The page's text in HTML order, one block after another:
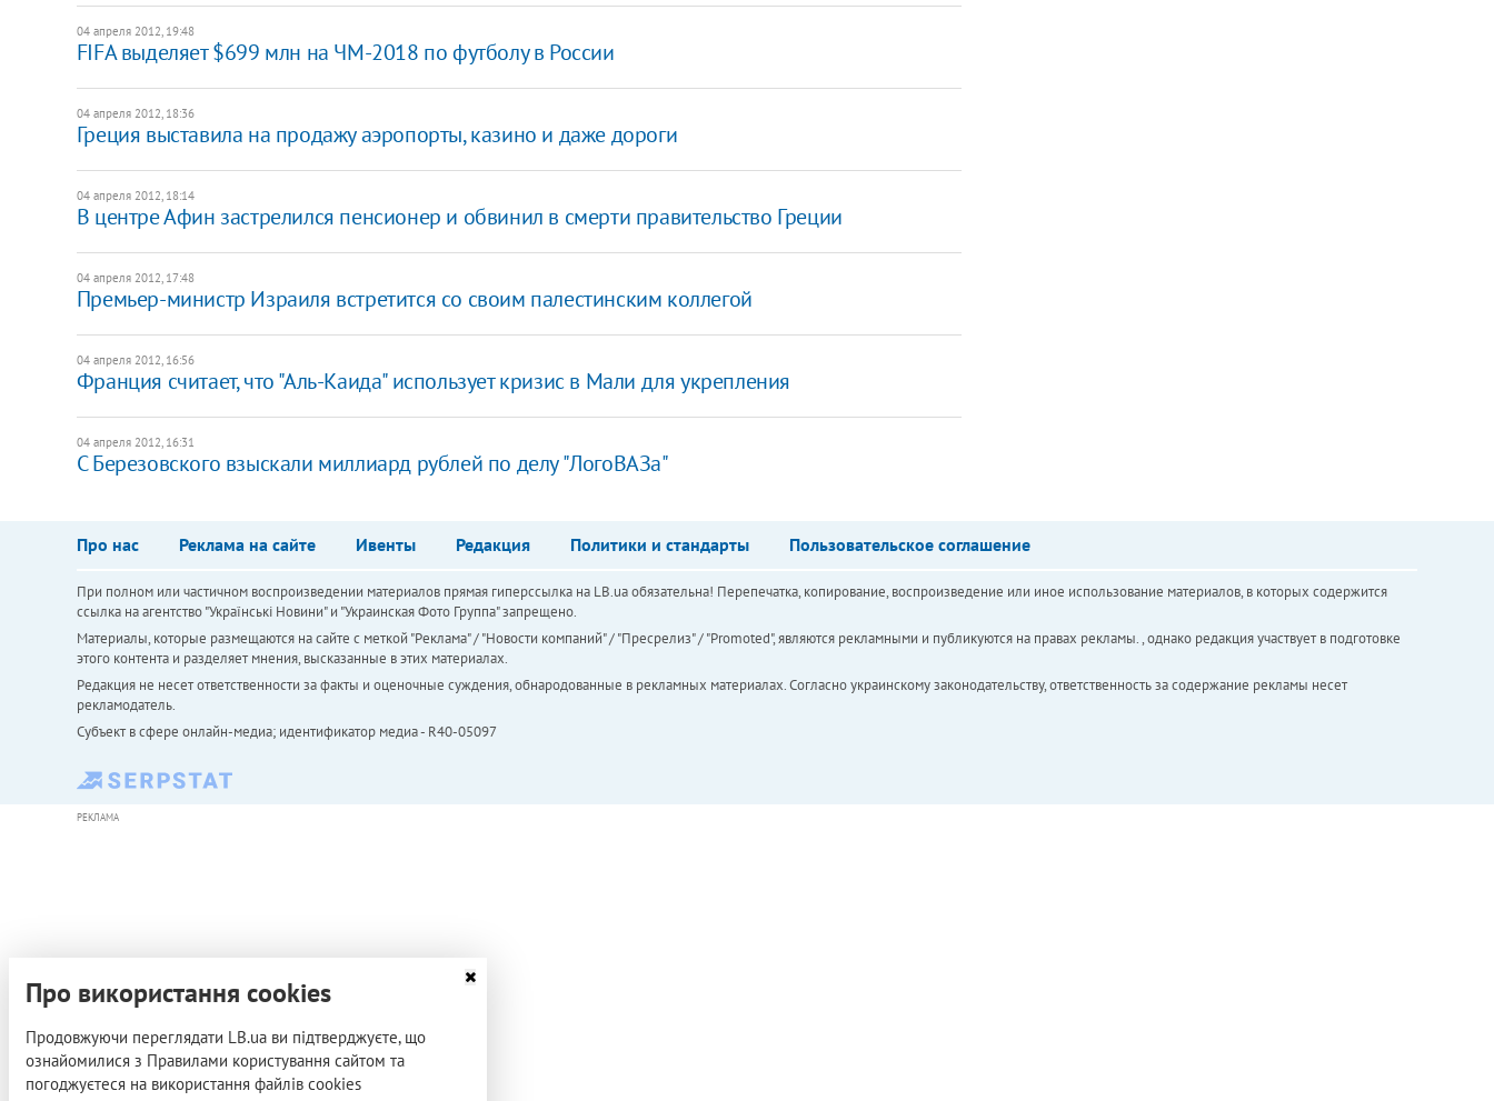
04 апреля 2012, 19:48
FIFA выделяет $699 млн на ЧМ-2018 по футболу в России
04 апреля 2012, 18:36
​Греция выставила на продажу аэропорты, казино и даже дороги
04 апреля 2012, 18:14
В центре Афин застрелился пенсионер и обвинил в смерти правительство Греции
04 апреля 2012, 17:48
​Премьер-министр Израиля встретится со своим палестинским коллегой
04 апреля 2012, 16:56
​Франция считает, что "Аль-Каида" использует кризис в Мали для укрепления
04 апреля 2012, 16:31
​С Березовского взыскали миллиард рублей по делу "ЛогоВАЗа"
Про нас Реклама на сайте Ивенты Редакция Политики и стандарты Пользовательское соглашение
При полном или частичном воспроизведении материалов прямая гиперссылка на LB.ua обязательна! Перепечатка, копирование, воспроизведение или иное использование материалов, в которых содержится
ссылка на агентство "Українськi Новини" и "Украинская Фото Группа" запрещено.
Материалы, которые размещаются на сайте с меткой "Реклама" / "Новости компаний" / "Пресрелиз" / "Promoted", являются рекламными и публикуются на правах рекламы. , однако редакция участвует в подготовке
этого контента и разделяет мнения, высказанные в этих материалах.
Редакция не несет ответственности за факты и оценочные суждения, обнародованные в рекламных материалах. Согласно украинскому законодательству, ответственность за содержание рекламы несет
рекламодатель.
Субъект в сфере онлайн-медиа; идентификатор медиа - R40-05097
РЕКЛАМА
Про використання cookies
Продовжуючи переглядати LB.ua ви підтверджуєте, що
ознайомилися з Правилами користування сайтом та
погоджуєтеся на використання файлів cookies